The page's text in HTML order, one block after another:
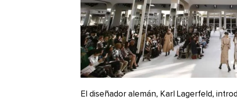
El diseñador alemán, Karl Lagerfeld,